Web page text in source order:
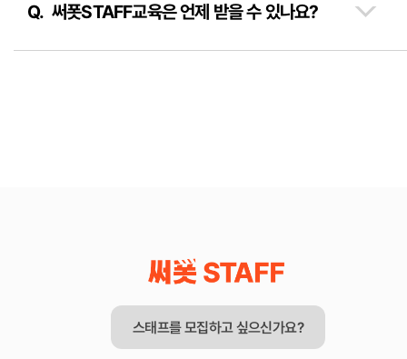
써폿STAFF교육은 언제 받을 수 있나요?
스태프를 모집하고 싶으신가요?